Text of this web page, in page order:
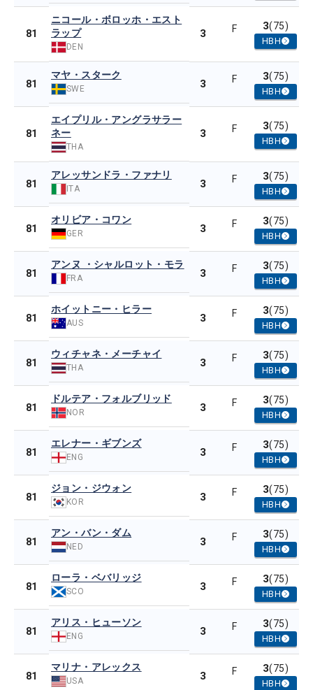
81
ニコール・ボロッホ・エスト
ラップ
DEN
3 F 3(75)
HBH
81
マヤ・スターク
SWE 3 F 3(75)
HBH
81
エイプリル・アングラサラー
ネー
THA
3 F 3(75)
HBH
81
アレッサンドラ・ファナリ
ITA 3 F 3(75)
HBH
81
オリビア・コワン
GER 3 F 3(75)
HBH
81
アンヌ ・シャルロット・モラ
FRA 3 F 3(75)
HBH
81
ホイットニー・ヒラー
AUS 3 F 3(75)
HBH
81
ウィチャネ・メーチャイ
THA 3 F 3(75)
HBH
81
ドルテア・フォルブリッド
NOR 3 F 3(75)
HBH
81
エレナー・ギブンズ
ENG 3 F 3(75)
HBH
81
ジョン・ジウォン
KOR 3 F 3(75)
HBH
81
アン・バン・ダム
NED 3 F 3(75)
HBH
81
ローラ・ベバリッジ
SCO 3 F 3(75)
HBH
81
アリス・ヒューソン
ENG 3 F 3(75)
HBH
81
マリナ・アレックス
USA 3 F 3(75)
HBH